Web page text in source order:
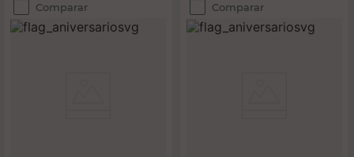
Comparar Comparar